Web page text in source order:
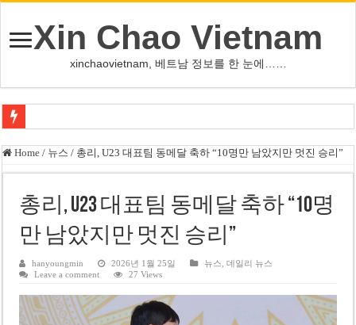
Xin Chao Vietnam
xinchaovietnam, 베트남 정보를 한 눈에……
베트남 화학·플라스틱 기업 납세 상위 10곳 공개…절반은 국영기업
MWG 대표 “올해 이익 목표 9조2천억동, 2~3개월 조기 달성 자신”
FIFA 인판티노 회장, 유럽 축구계·북미 정치권 불신임 압박 직면
미화원 쪽방 휴게실 논란…허리도 못 펴는 열악한 환경
우크라이나 전황 1,623일: 키이우, 탄도미사일 요격 실패…드론, 모스크바 집
호찌민 Đá Đỏ 수로 정비 사업, 2026년 말 완공 목표
Home / 뉴스 / 총리, U23 대표팀 동메달 축하 “10명만 남았지만 멋진 승리”
총리, U23 대표팀 동메달 축하 “10명
만 남았지만 멋진 승리”
hanyoungmin 2026년 1월 25일 뉴스 ,데일리 뉴스
Leave a comment
27 Views